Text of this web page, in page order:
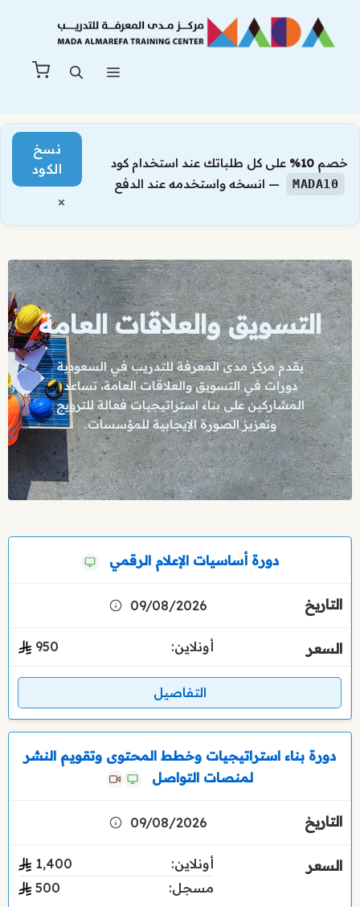
المحتوى
خصم 10% على كل طلباتك عند استخدام كود
MADA10 — انسخه واستخدمه عند الدفع
نسخ
الكود
×
التسويق والعلاقات العامة
يقدم مركز مدى المعرفة للتدريب في السعودية
دورات في التسويق والعلاقات العامة، تساعد
المشاركين على بناء استراتيجيات فعالة للترويج
وتعزيز الصورة الإيجابية للمؤسسات.
دورة أساسيات الإعلام الرقمي
09/08/2026
أونلاين: 950
التفاصيل
دورة بناء استراتيجيات وخطط المحتوى وتقويم النشر
لمنصات التواصل
09/08/2026
أونلاين:
1٬400
مسجل:
500